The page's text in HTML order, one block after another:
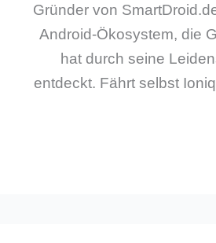
Gründer von
Android-Ökosystem, die
hat durch seine
entdeckt. Fährt selbst